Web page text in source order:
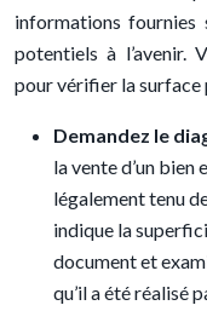
informations
potentiels à l’avenir.
pour vérifier la surface
Demandez le
la vente d’un
légalement tenu
indique la
document et
qu’il a été réalisé